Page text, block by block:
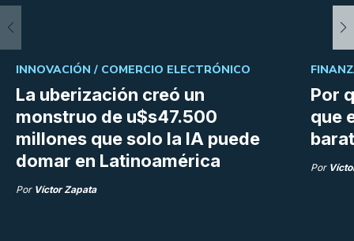
La uberización creó un
monstruo de u$s47.500
millones que solo la IA puede
domar en Latinoamérica
INNOVACIÓN / COMERCIO ELECTRÓNICO
Por Víctor Zapata
Por
que
Por